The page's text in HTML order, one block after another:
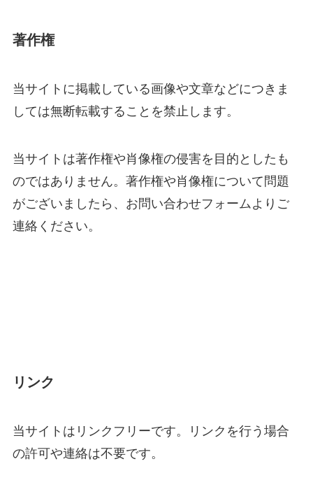
著作権
当サイトに掲載している画像や文章などにつきま
しては無断転載することを禁止します。
当サイトは著作権や肖像権の侵害を目的としたも
のではありません。著作権や肖像権について問題
がございましたら、お問い合わせフォームよりご
連絡ください。
リンク
当サイトはリンクフリーです。リンクを行う場合
の許可や連絡は不要です。